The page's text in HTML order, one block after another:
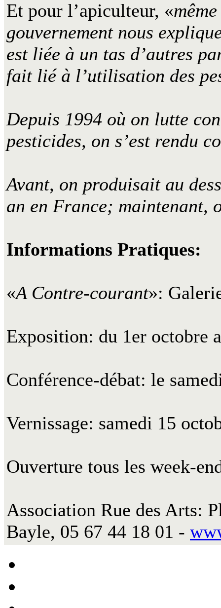
Et pour l’apiculteur, «
gouvernement nous
est liée à un tas d’autres
fait lié à l’utilisation des
Depuis 1994 où on lutte
pesticides, on s’est rendu
Avant, on produisait au
an en France; maintenant,
Informations Pratiques:
«A Contre-courant»:
Exposition: du 1er octobre
Conférence-débat: le
Vernissage: samedi 15
Ouverture tous les week-
Association Rue des Arts:
Bayle, 05 67 44 18 01 -